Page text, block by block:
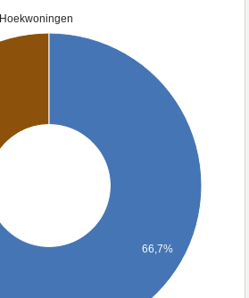
Hoekwoningen
66,7%